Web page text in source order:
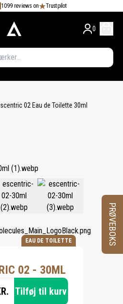
1099 reviews on Trustpilot
0
02 Eau de Toilette 30ml
EAU DE TOILETTE
02 - 30ML
Tilføj til kurv
PRØVEBOKS